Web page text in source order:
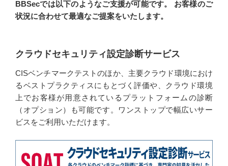
BBSecでは以下のようなご支援が可能です。 お客様のご
状況に合わせて最適なご提案をいたします。
クラウドセキュリティ設定診断サービス
CISベンチマークテストのほか、主要クラウド環境におけ
るベストプラクティスにもとづく評価や、クラウド環境
上でお客様が用意されているプラットフォームの診断
（オプション）も可能です。ワンストップで幅広いサー
ビスをご利用いただけます。